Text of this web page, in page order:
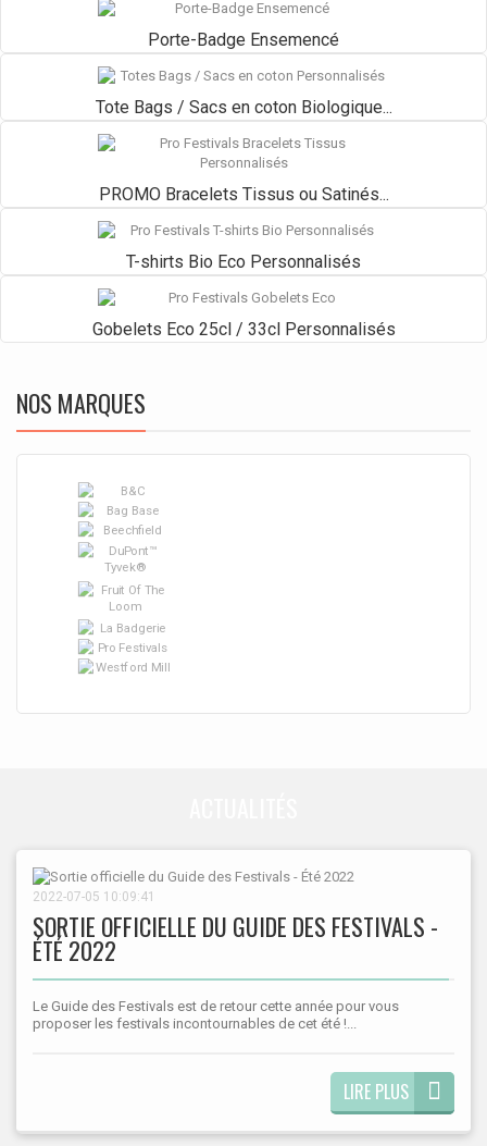
Porte-Badge Ensemencé
Tote Bags / Sacs en coton Biologique...
PROMO Bracelets Tissus ou Satinés...
T-shirts Bio Eco Personnalisés
Gobelets Eco 25cl / 33cl Personnalisés
NOS MARQUES
2022-07-05 10:09:41
SORTIE OFFICIELLE DU GUIDE DES FESTIVALS -
ÉTÉ 2022
Le Guide des Festivals est de retour cette année pour vous
proposer les festivals incontournables de cet été !...
LIRE PLUS